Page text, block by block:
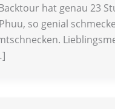
hat genau 23
so genial